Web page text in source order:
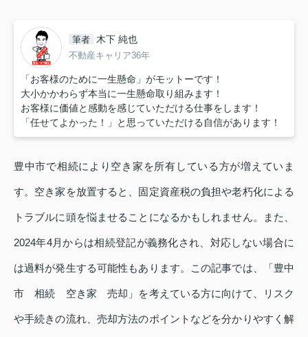
筆者 木下 純也
不動産キャリア36年
「お客様のために一生懸命」がモットーです！
大小かかわらず本当に一生懸命取り組みます！
お客様に価値と感動を感じていただける仕事をします！
「任せてよかった！」と思っていただける自信があります！
豊中市で相続により空き家を所有している方が増えていま
す。空き家を放置すると、固定資産税の負担や老朽化による
トラブルに頭を悩ませることになるかもしれません。また、
2024年4月からは相続登記が義務化され、対応しない場合に
は過料が発生する可能性もあります。この記事では、「豊中
市 相続 空き家 売却」を考えている方に向けて、リスク
や手続きの流れ、売却方法のポイントなどを分かりやすく解